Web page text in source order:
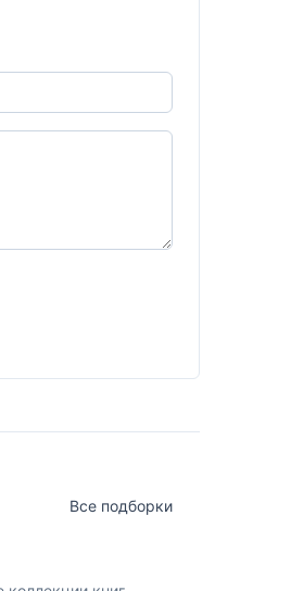
Все подборки